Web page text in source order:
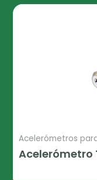
Acelerómetros
Acelerómetro